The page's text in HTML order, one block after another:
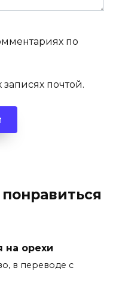
по
почтой.
на орехи
в переводе с